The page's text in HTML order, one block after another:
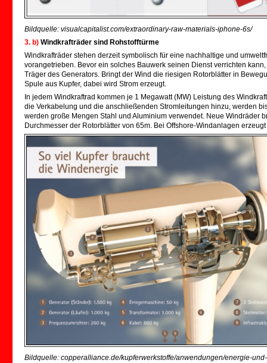
Bildquelle: visualcapitalist.com/extraordinary-raw-materials-iphone-6s/
3. b) Windkrafträder sind Rohstofftürme
Windkrafträder stehen derzeit symbolisch für eine nachhaltige und
vorangetrieben. Bevor ein solches Bauwerk seinen Dienst verrichten
Träger des Generators. Bringt der Wind die riesigen Rotorblätter in
Spule aus Kupfer, dabei wird Strom erzeugt.
In jedem Windkraftrad kommen je 1 Megawatt (MW) Leistung des
die Verkabelung und die anschließenden Stromleitungen hinzu, werden
werden große Mengen Stahl und Aluminium verwendet. Neue Windräder
Durchmesser der Rotorblätter von 65m. Bei Offshore-Windanlagen
Bildquelle: copperalliance.de/kupferwerkstoffe/anwendungen/energie-